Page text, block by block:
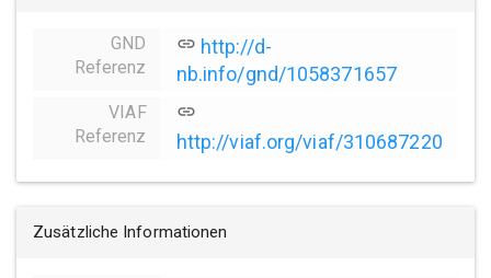
GND
Referenz
link http://d-
nb.info/gnd/1058371657
VIAF
Referenz
link
http://viaf.org/viaf/310687220
Zusätzliche Informationen